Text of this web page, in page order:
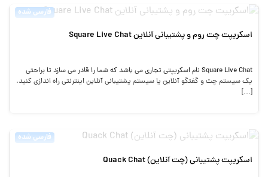
فارسی شده
اسکریپت چت روم و پشتیبانی آنلاین Square Live Chat
Square Live Chat نام اسکریپتی تجاری می باشد که شما را قادر می سازد تا براحتی
یک سیستم چت و گفتگو آنلاین یا سیستم پشتیبانی آنلاین اینترنتی راه اندازی کنید.
[…]
فارسی شده
اسکریپت پشتیبانی (چت آنلاین) Quack Chat